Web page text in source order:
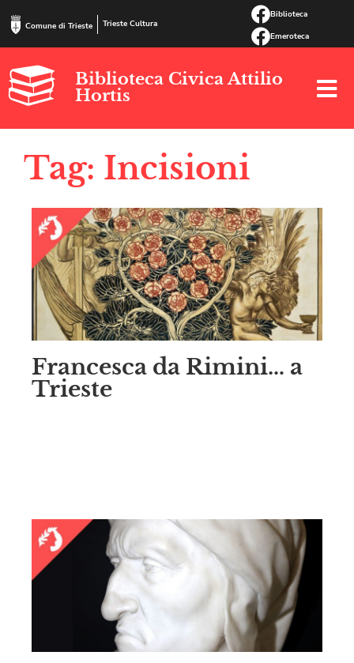
Comune di Trieste Trieste Cultura
Biblioteca
Emeroteca
Biblioteca Civica Attilio
Hortis
Tag: Incisioni
Francesca da Rimini… a
Trieste